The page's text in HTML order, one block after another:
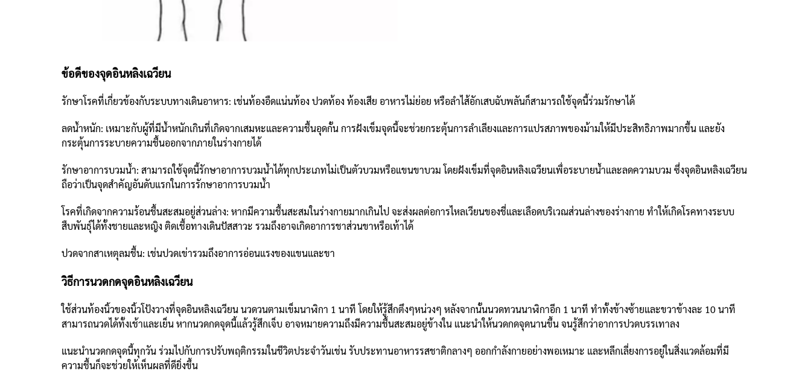
ข้อดีของจุดอินหลิงเฉวียน
รักษาโรคที่เกี่ยวข้องกับระบบทางเดินอาหาร: เช่นท้องอืดแน่นท้อง ปวดท้อง ท้องเสีย อาหารไม่ย่อย หรือลำไส้อักเสบฉับพลันก็สามารถใช้จุดนี้ร่วมรักษาได้
ลดน้ำหนัก: เหมาะกับผู้ที่มีน้ำหนักเกินที่เกิดจากเสมหะและความชื้นอุดกั้น การฝังเข็มจุดนี้จะช่วยกระตุ้นการลำเลียงและการแปรสภาพของม้ามให้มีประสิทธิภาพมากขึ้น และยัง
กระตุ้นการระบายความชื้นออกจากภายในร่างกายได้
รักษาอาการบวมน้ำ: สามารถใช้จุดนี้รักษาอาการบวมน้ำได้ทุกประเภทไม่เป็นตัวบวมหรือแขนขาบวม โดยฝังเข็มที่จุดอินหลิงเฉวียนเพื่อระบายน้ำและลดความบวม ซึ่งจุดอินหลิงเฉวียน
ถือว่าเป็นจุดสำคัญอันดับแรกในการรักษาอาการบวมน้ำ
โรคที่เกิดจากความร้อนชื้นสะสมอยู่ส่วนล่าง: หากมีความชื้นสะสมในร่างกายมากเกินไป จะส่งผลต่อการไหลเวียนของชี่และเลือดบริเวณส่วนล่างของร่างกาย ทำให้เกิดโรคทางระบบ
สืบพันธุ์ได้ทั้งชายและหญิง ติดเชื้อทางเดินปัสสาวะ รวมถึงอาจเกิดอาการชาส่วนขาหรือเท้าได้
ปวดจากสาเหตุลมชื้น: เช่นปวดเข่ารวมถึงอาการอ่อนแรงของแขนและขา
วิธีการนวดกดจุดอินหลิงเฉวียน
ใช้ส่วนท้องนิ้วของนิ้วโป้งวางที่จุดอินหลิงเฉวียน นวดวนตามเข็มนาฬิกา 1 นาที โดยให้รู้สึกตึงๆหน่วงๆ หลังจากนั้นนวดทวนนาฬิกาอีก 1 นาที ทำทั้งข้างซ้ายและขวาข้างละ 10 นาที
สามารถนวดได้ทั้งเช้าและเย็น หากนวดกดจุดนี้แล้วรู้สึกเจ็บ อาจหมายความถึงมีความชื้นสะสมอยู่ข้างใน แนะนำให้นวดกดจุดนานขึ้น จนรู้สึกว่าอาการปวดบรรเทาลง
แนะนำนวดกดจุดนี้ทุกวัน ร่วมไปกับการปรับพฤติกรรมในชีวิตประจำวันเช่น รับประทานอาหารรสชาติกลางๆ ออกกำลังกายอย่างพอเหมาะ และหลีกเลี่ยงการอยู่ในสิ่งแวดล้อมที่มี
ความชื้นก็จะช่วยให้เห็นผลที่ดียิ่งขึ้น